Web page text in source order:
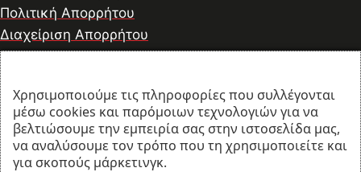
Πολιτική Απορρήτου
Διαχείριση Απορρήτου
© 2026 thesharpcook.com | Design & Hosting by
w3specialists.com
Χρησιμοποιούμε τις πληροφορίες που συλλέγονται
μέσω cookies και παρόμοιων τεχνολογιών για να
βελτιώσουμε την εμπειρία σας στην ιστοσελίδα μας,
να αναλύσουμε τον τρόπο που τη χρησιμοποιείτε και
για σκοπούς μάρκετινγκ.